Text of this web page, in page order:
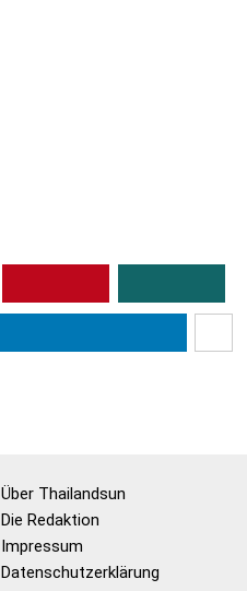
Über Thailandsun
Die Redaktion
Impressum
Datenschutzerklärung